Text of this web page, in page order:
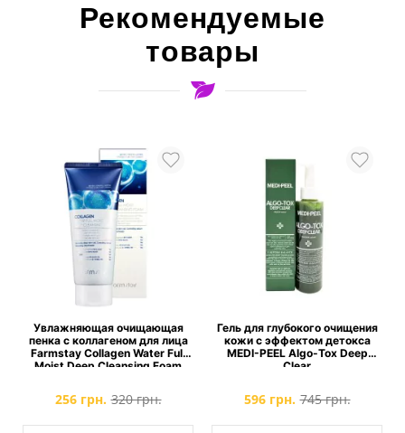
Рекомендуемые
товары
Увлажняющая очищающая
пенка с коллагеном для лица
Farmstay Collagen Water Full
Moist Deep Cleansing Foam
256 грн. 320 грн.
Гель для глубокого очищения
кожи с эффектом детокса
MEDI-PEEL Algo-Tox Deep
Clear
596 грн. 745 грн.